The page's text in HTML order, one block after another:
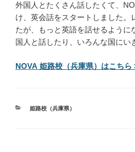
外国人とたくさん話したくて、
け、英会話をスタートしました。
たが、もっと英語を話せるように
国人と話したり、いろんな国にい
NOVA 姫路校（兵庫県）はこちら
カ
姫路校（兵庫県）